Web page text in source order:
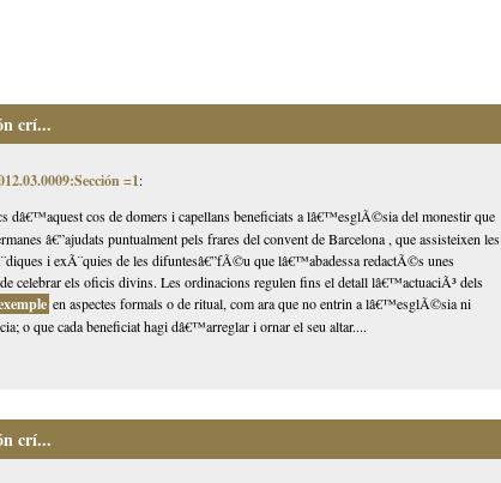
crí...
=1:
cos de domers i capellans beneficiats a lâ€™esglÃ©sia del monestir que
â€”ajudats puntualment pels frares del convent de Barcelona , que assisteixen les
i exÃ¨quies de les difuntesâ€”fÃ©u que lâ€™abadessa redactÃ©s unes
celebrar els oficis divins. Les ordinacions regulen fins el detall lâ€™actuaciÃ³ dels
en aspectes formals o de ritual, com ara que no entrin a lâ€™esglÃ©sia ni
o que cada beneficiat hagi dâ€™arreglar i ornar el seu altar....
crí...